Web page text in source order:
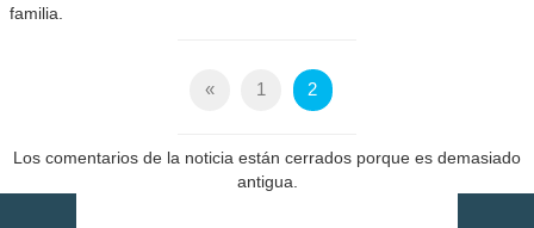
familia.
« 1 2
Los comentarios de la noticia están cerrados porque es demasiado
antigua.